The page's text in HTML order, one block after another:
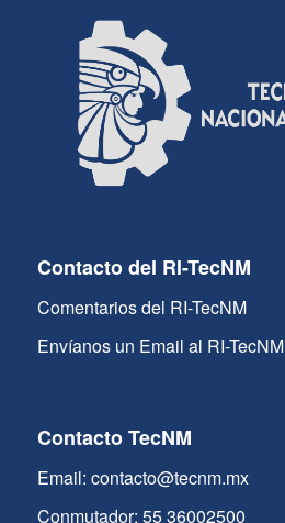
Contacto del RI-TecNM
Comentarios del RI-TecNM
Envíanos un Email al RI-TecNM
Contacto TecNM
Email: contacto@tecnm.mx
Conmutador: 55 36002500